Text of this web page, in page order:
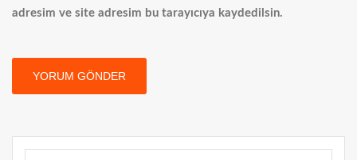
adresim ve site adresim bu tarayıcıya kaydedilsin.